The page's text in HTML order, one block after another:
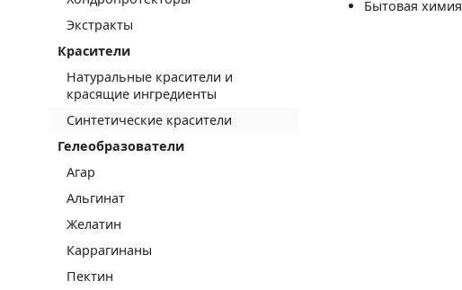
Бытовая химия
Экстракты
Красители
Натуральные красители и
красящие ингредиенты
Синтетические красители
Гелеобразователи
Агар
Альгинат
Желатин
Каррагинаны
Пектин